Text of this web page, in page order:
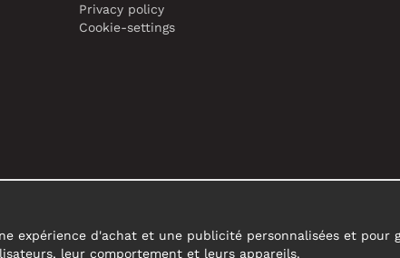
Privacy policy
Cookie-settings
expérience d'achat et une publicité personnalisées et
leur comportement et leurs appareils.